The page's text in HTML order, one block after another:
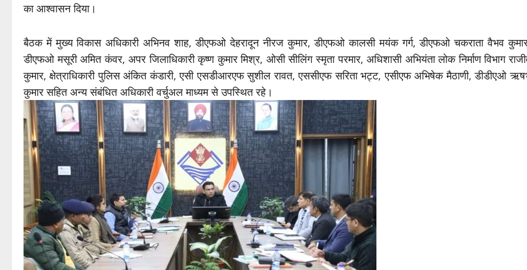
का आश्वासन दिया।
बैठक में मुख्य विकास अधिकारी अभिनव शाह, डीएफओ देहरादून नीरज कुमार, डीएफओ कालसी मयंक गर्ग, डीएफओ चकराता वैभव
डीएफओ मसूरी अमित कंवर, अपर जिलाधिकारी कृष्ण कुमार मिश्र, ओसी सीलिंग स्मृता परमार, अधिशासी अभियंता लोक निर्माण विभाग
कुमार, क्षेत्राधिकारी पुलिस अंकित कंडारी, एसी एसडीआरएफ सुशील रावत, एससीएफ सरिता भट्ट, एसीएफ अभिषेक मैठाणी, डीडीएओ
कुमार सहित अन्य संबंधित अधिकारी वर्चुअल माध्यम से उपस्थित रहे।